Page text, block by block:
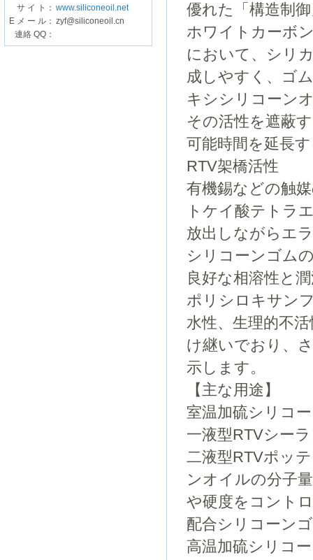
サ イ ト： www.siliconeoil.net
E メ ー ル： zyf@siliconeoil.cn
連絡 QQ：
優れた「構造制
ホワイトカーボ
において、シリ
成しやすく、ゴ
キシシリコーン
その活性を遮蔽
可能時間を延長
RTV架橋活性
有機錫などの触
トケイ酸テトラ
放出しながらエ
シリコーンゴム
良好な相溶性と
ポリシロキサン
水性、生理的不
け継いでおり、
示します。
【主な用途】
室温加硫シリコ
一液型RTVシー
二液型RTVポッ
ンオイルの分子
や硬度をコント
配合シリコーン
高温加硫シリコ